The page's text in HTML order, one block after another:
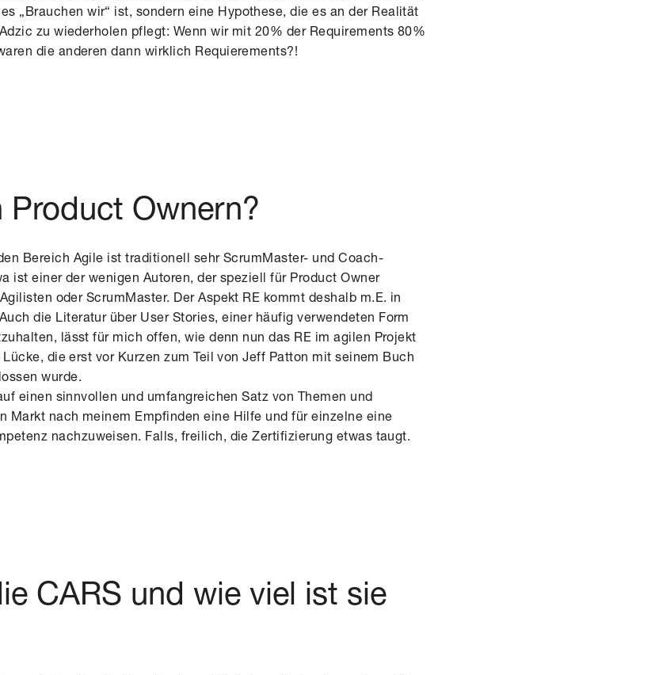
„Brauchen wir“ ist, sondern eine Hypothese, die es an der Realität
zu wiederholen pflegt: Wenn wir mit 20% der Requirements 80%
die anderen dann wirklich Requierements?!
Product Ownern?
Bereich Agile ist traditionell sehr ScrumMaster- und Coach-
ist einer der wenigen Autoren, der speziell für Product Owner
oder ScrumMaster. Der Aspekt RE kommt deshalb m.E. in
die Literatur über User Stories, einer häufig verwendeten Form
lässt für mich offen, wie denn nun das RE im agilen Projekt
die erst vor Kurzen zum Teil von Jeff Patton mit seinem Buch
wurde.
einen sinnvollen und umfangreichen Satz von Themen und
Markt nach meinem Empfinden eine Hilfe und für einzelne eine
nachzuweisen. Falls, freilich, die Zertifizierung etwas taugt.
CARS und wie viel ist sie